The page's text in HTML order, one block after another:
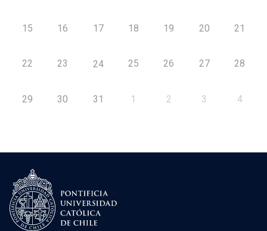
15 16 17 18 19 20 21
22 23 24 25 26 27 28
29 30 31 1 2 3 4